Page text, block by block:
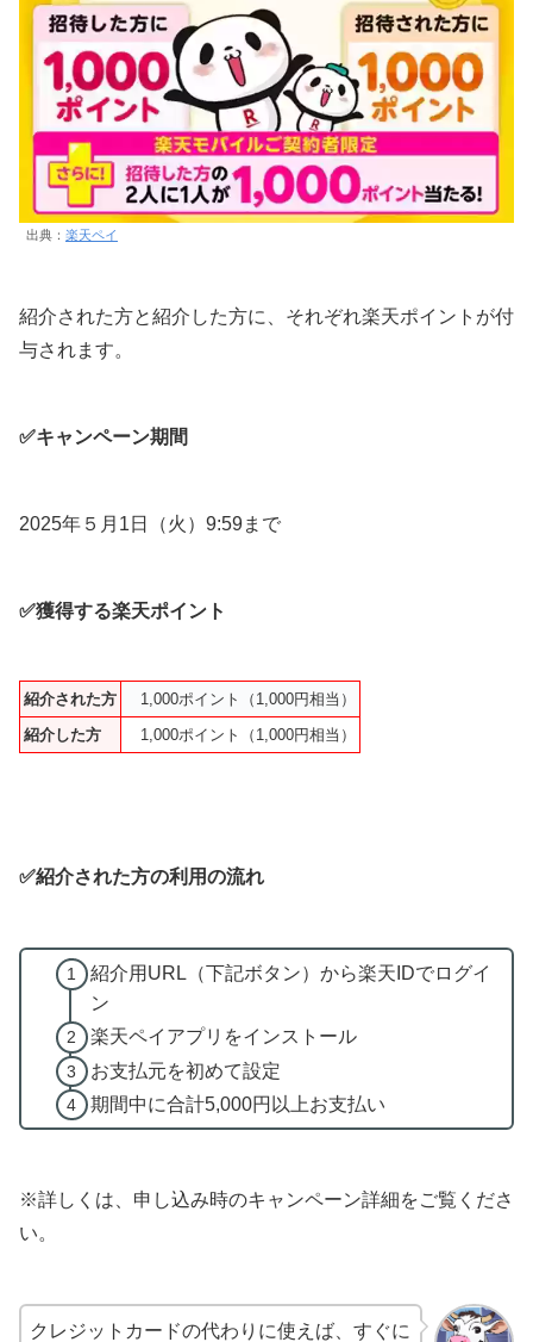
出典： 楽天ペイ
紹介された方と紹介した方に、それぞれ楽天ポイントが付
与されます。
✅キャンペーン期間
2025年５月1日（火）9:59まで
✅獲得する楽天ポイント
紹介された方
1,000ポイント（1,000円相当）
紹介した方
1,000ポイント（1,000円相当）
✅紹介された方の利用の流れ
紹介用URL（下記ボタン）から楽天IDでログイ
ン
楽天ペイアプリをインストール
お支払元を初めて設定
期間中に合計5,000円以上お支払い
※詳しくは、申し込み時のキャンペーン詳細をご覧くださ
い。
クレジットカードの代わりに使えば、すぐに